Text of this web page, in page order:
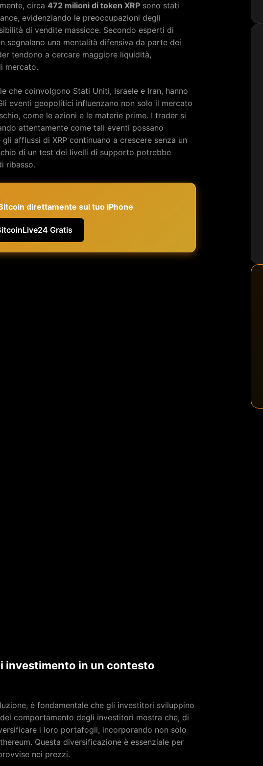
circa 472 milioni di token XRP sono stati
evidenziando le preoccupazioni degli
di vendite massicce. Secondo esperti di
segnalano una mentalità difensiva da parte dei
tendono a cercare maggiore liquidità,
mercato.
che coinvolgono Stati Uniti, Israele e Iran, hanno
eventi geopolitici influenzano non solo il mercato
come le azioni e le materie prime. I trader si
attentamente come tali eventi possano
afflussi di XRP continuano a crescere senza un
di un test dei livelli di supporto potrebbe
ribasso.
direttamente sul tuo iPhone
Gratis
investimento in un contesto
è fondamentale che gli investitori sviluppino
comportamento degli investitori mostra che, di
i loro portafogli, incorporando non solo
Questa diversificazione è essenziale per
nei prezzi.